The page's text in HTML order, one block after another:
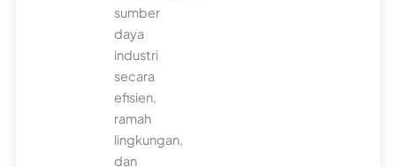
sumber
daya
industri
secara
efisien,
ramah
lingkungan,
dan